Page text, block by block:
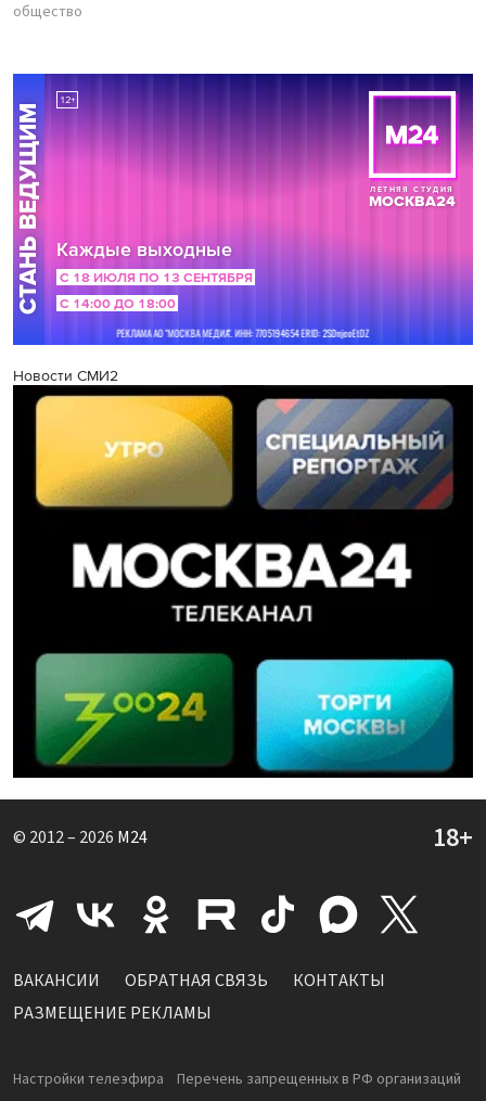
общество
Новости СМИ2
© 2012 – 2026 M24
ВАКАНСИИ ОБРАТНАЯ СВЯЗЬ
КОНТАКТЫ
РАЗМЕЩЕНИЕ РЕКЛАМЫ
Настройки телеэфира
Перечень запрещенных в РФ организаций